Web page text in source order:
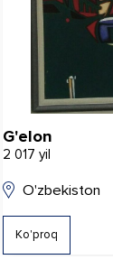
G'elon
2 017 yil
O'zbekiston
Ko'proq